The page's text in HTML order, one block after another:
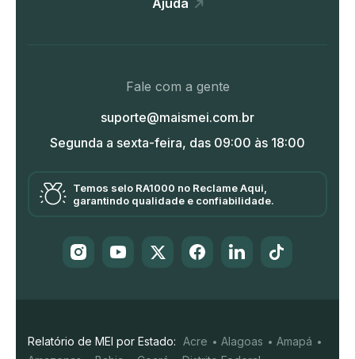
Ajuda
Fale com a gente
suporte@maismei.com.br
Segunda a sexta-feira, das 09:00 às 18:00
Temos selo RA1000 no Reclame Aqui,
garantindo qualidade e confiabilidade.
Relatório de MEI por Estado: Acre Alagoas
Amapá